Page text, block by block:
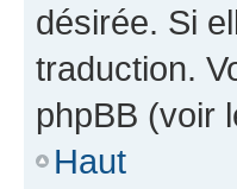
désirée. Si
traduction.
phpBB (voir
Haut